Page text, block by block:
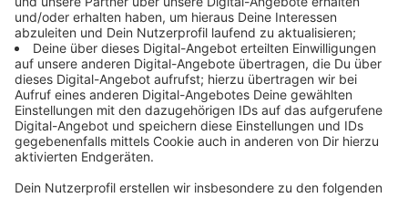
Studierenden Service Center und im Hörsaalzentrum
der Philosophischen Fakultät statt. Dort können wir
uns alles zu den Studienfächern erklären lassen. Es
gibt aber auch Informationen zur Einschreibung und
den Studienbeginn, außerdem über die
Studienfinanzierung und Stipendien. Studenten
erzählen auch aus ihrem Alltag und es gibt Führungen
über den Heine-Uni Campus. Insgesamt gibt es dort
über 80 Studiengänge. Auch Eltern können sich Tipps